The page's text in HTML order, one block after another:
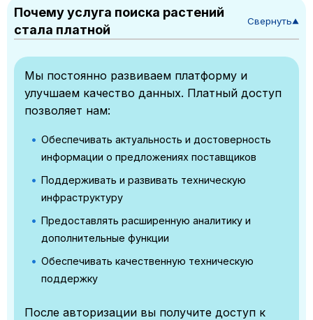
Почему услуга поиска растений
стала платной
Свернуть▼
Мы постоянно развиваем платформу и
улучшаем качество данных. Платный доступ
позволяет нам:
Обеспечивать актуальность и достоверность
информации о предложениях поставщиков
Поддерживать и развивать техническую
инфраструктуру
Предоставлять расширенную аналитику и
дополнительные функции
Обеспечивать качественную техническую
поддержку
После авторизации вы получите доступ к